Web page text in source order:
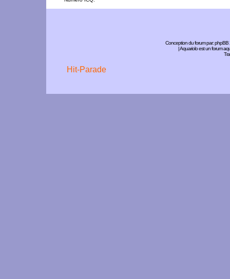
Conception du forum par:phpBB
| Aquariolo est un forum